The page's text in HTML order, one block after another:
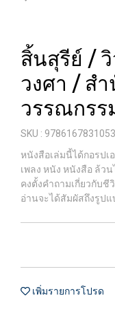
สิ้นสุรีย์ /
วงศา / ส
วรรณกรร
SKU : 9786167831053
หนังสือเล่มนี้ได้กอรปเ
เพลง หนัง หนังสือ ล้ว
คงตั้งคำถามเกี่ยวกับ
อ่านจะได้สัมผัสถึงรูป
เพิ่มรายการโปรด